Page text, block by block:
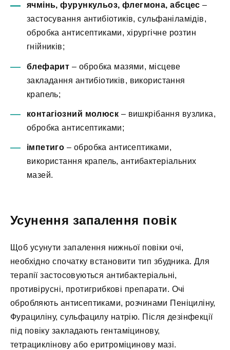
ячмінь, фурункульоз, флегмона, абсцес –
застосування антибіотиків, сульфаніламідів,
обробка антисептиками, хірургічне розтин
гнійників;
блефарит – обробка мазями, місцеве
закладання антибіотиків, використання
крапель;
контагіозний молюск – вишкрібання вузлика,
обробка антисептиками;
імпетиго – обробка антисептиками,
використання крапель, антибактеріальних
мазей.
Усунення запалення повік
Щоб усунути запалення нижньої повіки очі,
необхідно спочатку встановити тип збудника. Для
терапії застосовуються антибактеріальні,
противірусні, протигрибкові препарати. Очі
обробляють антисептиками, розчинами Пеніциліну,
Фурациліну, сульфацилу натрію. Після дезінфекції
під повіку закладають гентаміцинову,
тетрациклінову або еритроміцинову мазі.